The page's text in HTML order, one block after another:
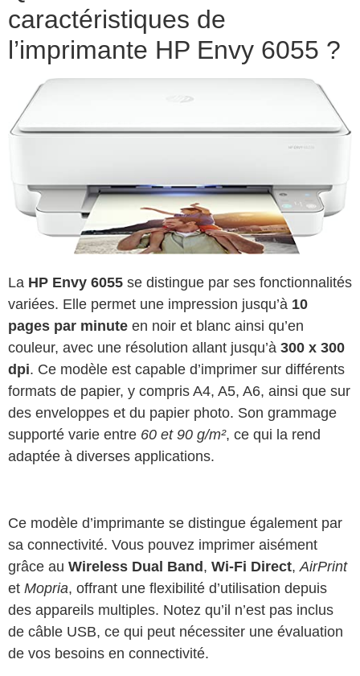
caractéristiques de
l’imprimante HP Envy 6055 ?
La HP Envy 6055 se distingue par ses fonctionnalités
variées. Elle permet une impression jusqu’à 10
pages par minute en noir et blanc ainsi qu’en
couleur, avec une résolution allant jusqu’à 300 x 300
dpi. Ce modèle est capable d’imprimer sur différents
formats de papier, y compris A4, A5, A6, ainsi que sur
des enveloppes et du papier photo. Son grammage
supporté varie entre 60 et 90 g/m², ce qui la rend
adaptée à diverses applications.
Ce modèle d’imprimante se distingue également par
sa connectivité. Vous pouvez imprimer aisément
grâce au Wireless Dual Band , Wi-Fi Direct,AirPrint
et Mopria, offrant une flexibilité d’utilisation depuis
des appareils multiples. Notez qu’il n’est pas inclus
de câble USB, ce qui peut nécessiter une évaluation
de vos besoins en connectivité.